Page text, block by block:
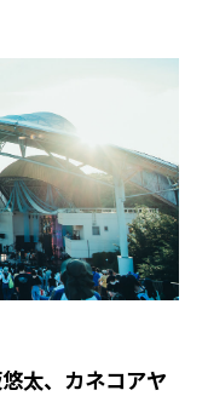
太、カネコアヤ